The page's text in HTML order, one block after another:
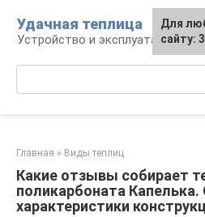
контенту
Удачная теплица
Устройство и эксплуатация
Главная » Виды теплиц
Какие отзывы собирает
поликарбоната Капелька.
характеристики
Для
сайту: